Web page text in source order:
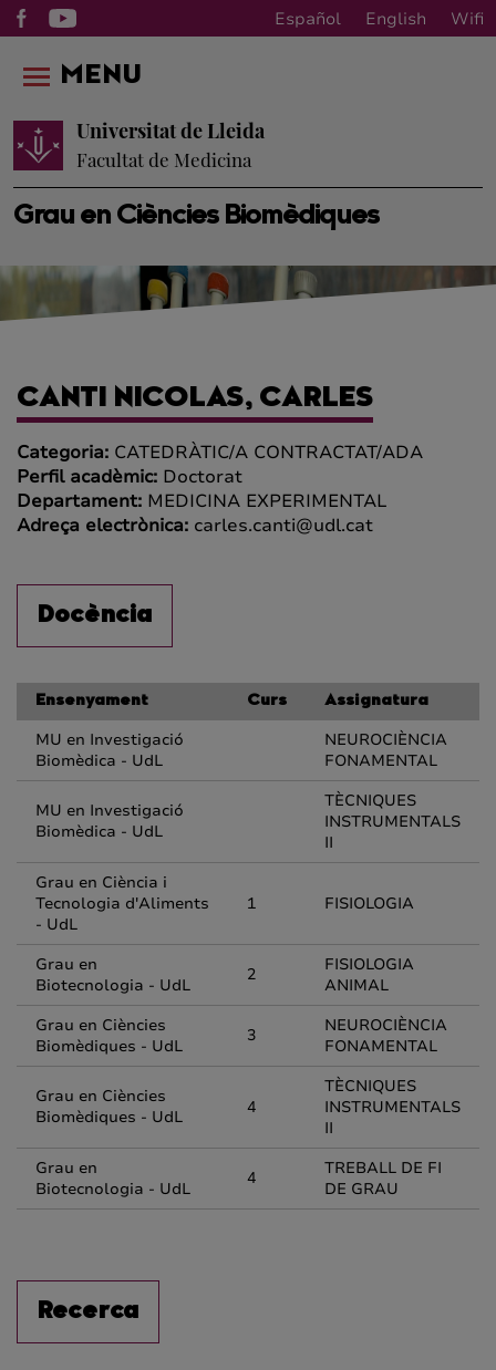
Español English Wifi
Grau en Ciències Biomèdiques
Universitat de Lleida
Facultat de Medicina
MENU
CANTI NICOLAS, CARLES
Categoria: CATEDRÀTIC/A CONTRACTAT/ADA
Perfil acadèmic: Doctorat
Departament: MEDICINA EXPERIMENTAL
Adreça electrònica: carles.canti@udl.cat
Docència
Ensenyament Curs Assignatura
MU en Investigació
Biomèdica - UdL
NEUROCIÈNCIA
FONAMENTAL
MU en Investigació
Biomèdica - UdL
TÈCNIQUES
INSTRUMENTALS
II
Grau en Ciència i
Tecnologia d'Aliments
- UdL
1 FISIOLOGIA
Grau en
Biotecnologia - UdL
2
FISIOLOGIA
ANIMAL
Grau en Ciències
Biomèdiques - UdL
3
NEUROCIÈNCIA
FONAMENTAL
Grau en Ciències
Biomèdiques - UdL
4
TÈCNIQUES
INSTRUMENTALS
II
Grau en
Biotecnologia - UdL
4
TREBALL DE FI
DE GRAU
Recerca